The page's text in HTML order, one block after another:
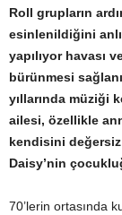
Roll grupların
esinlenildiğini
yapılıyor havası
bürünmesi
yıllarında müziği
ailesi, özellikle
kendisini
Daisy’nin
70’lerin ortasında